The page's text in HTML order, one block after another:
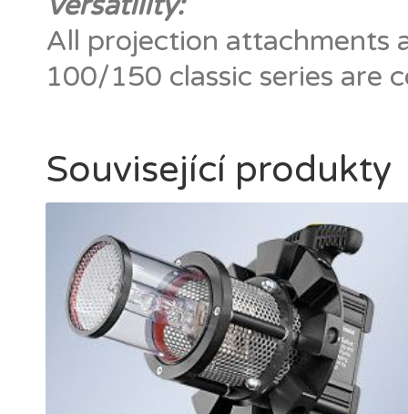
All projection attachments
100/150 classic series are
Související produkty